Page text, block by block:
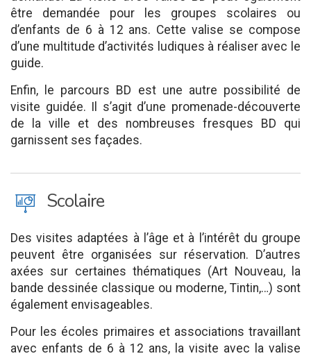
être demandée pour les groupes scolaires ou
d’enfants de 6 à 12 ans. Cette valise se compose
d’une multitude d’activités ludiques à réaliser avec le
guide.
Enfin, le parcours BD est une autre possibilité de
visite guidée. Il s’agit d’une promenade-découverte
de la ville et des nombreuses fresques BD qui
garnissent ses façades.
J Scolaire
Des visites adaptées à l’âge et à l’intérêt du groupe
peuvent être organisées sur réservation. D’autres
axées sur certaines thématiques (Art Nouveau, la
bande dessinée classique ou moderne, Tintin,…) sont
également envisageables.
Pour les écoles primaires et associations travaillant
avec enfants de 6 à 12 ans, la visite avec la valise